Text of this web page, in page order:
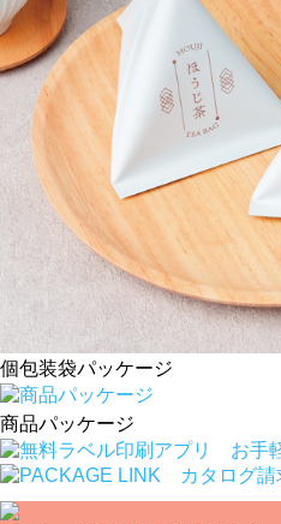
個包装袋パッケージ
商品パッケージ